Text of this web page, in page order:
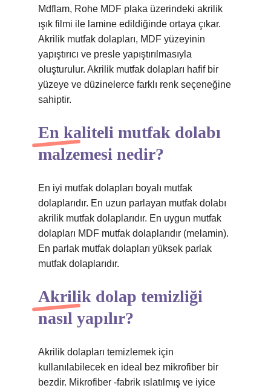
Mdflam, Rohe MDF plaka üzerindeki akrilik
ışık filmi ile lamine edildiğinde ortaya çıkar.
Akrilik mutfak dolapları, MDF yüzeyinin
yapıştırıcı ve presle yapıştırılmasıyla
oluşturulur. Akrilik mutfak dolapları hafif bir
yüzeye ve düzinelerce farklı renk seçeneğine
sahiptir.
En kaliteli mutfak dolabı
malzemesi nedir?
En iyi mutfak dolapları boyalı mutfak
dolaplarıdır. En uzun parlayan mutfak dolabı
akrilik mutfak dolaplarıdır. En uygun mutfak
dolapları MDF mutfak dolaplarıdır (melamin).
En parlak mutfak dolapları yüksek parlak
mutfak dolaplarıdır.
Akrilik dolap temizliği
nasıl yapılır?
Akrilik dolapları temizlemek için
kullanılabilecek en ideal bez mikrofiber bir
bezdir. Mikrofiber -fabrik ıslatılmış ve iyice